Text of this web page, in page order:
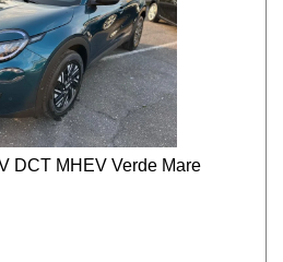
DCT MHEV Verde Mare